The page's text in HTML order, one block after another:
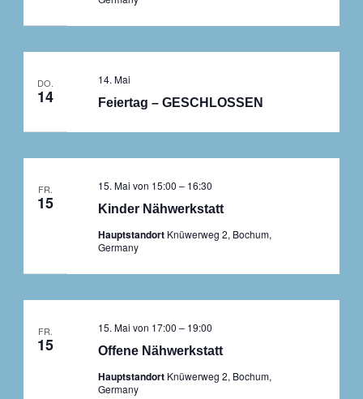
DO.
14 Feiertag – GESCHLOSSEN
14. Mai
FR.
15 Kinder Nähwerkstatt
15. Mai von 15:00 – 16:30
Hauptstandort Knüwerweg 2, Bochum,
Germany
FR.
15 Offene Nähwerkstatt
15. Mai von 17:00 – 19:00
Hauptstandort Knüwerweg 2, Bochum,
Germany